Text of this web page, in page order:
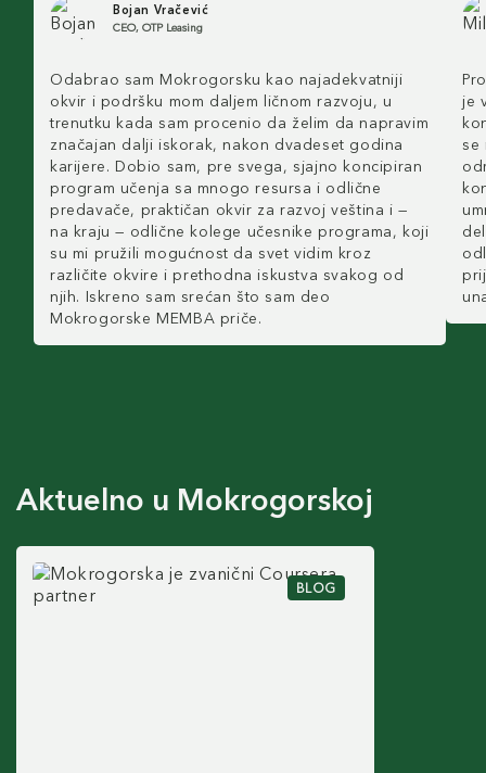
Bojan Vračević
CEO, OTP Leasing
Odabrao sam Mokrogorsku kao najadekvatniji
okvir i podršku mom daljem ličnom razvoju, u
trenutku kada sam procenio da želim da napravim
značajan dalji iskorak, nakon dvadeset godina
karijere. Dobio sam, pre svega, sjajno koncipiran
program učenja sa mnogo resursa i odlične
predavače, praktičan okvir za razvoj veština i —
na kraju — odlične kolege učesnike programa, koji
su mi pružili mogućnost da svet vidim kroz
različite okvire i prethodna iskustva svakog od
njih. Iskreno sam srećan što sam deo
Mokrogorske MEMBA priče.
je
se
Aktuelno u Mokrogorskoj
BLOG